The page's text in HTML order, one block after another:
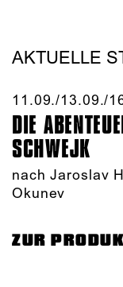
AKTUELLE
11.09./​13.09./​
DIE
SCHWEJK
nach Jaroslav
Okunev
ZUR